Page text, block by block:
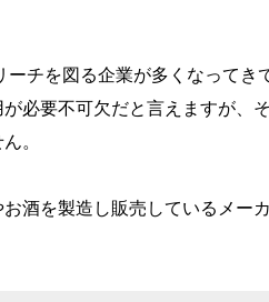
チを図る企業が多くなってき
必要不可欠だと言えますが、
。
酒を製造し販売しているメー